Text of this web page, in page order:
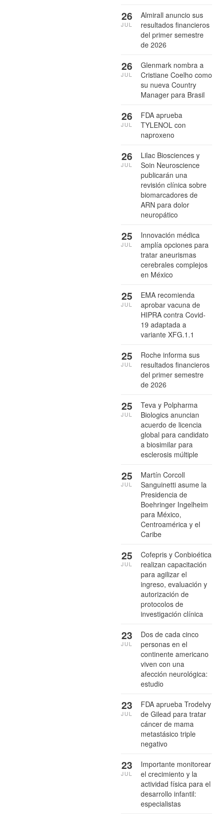
Almirall anuncio sus
resultados financieros
del primer semestre
de 2026
26
JUL
Glenmark nombra a
Cristiane Coelho como
su nueva Country
Manager para Brasil
26
JUL
FDA aprueba
TYLENOL con
naproxeno
26
JUL
Lilac Biosciences y
Soin Neuroscience
publicarán una
revisión clínica sobre
biomarcadores de
ARN para dolor
neuropático
26
JUL
Innovación médica
amplía opciones para
tratar aneurismas
cerebrales complejos
en México
25
JUL
EMA recomienda
aprobar vacuna de
HIPRA contra Covid-
19 adaptada a
variante XFG.1.1
25
JUL
Roche informa sus
resultados financieros
del primer semestre
de 2026
25
JUL
Teva y Polpharma
Biologics anuncian
acuerdo de licencia
global para candidato
a biosimilar para
esclerosis múltiple
25
JUL
Martín Corcoll
Sanguinetti asume la
Presidencia de
Boehringer Ingelheim
para México,
Centroamérica y el
Caribe
25
JUL
Cofepris y Conbioética
realizan capacitación
para agilizar el
ingreso, evaluación y
autorización de
protocolos de
investigación clínica
25
JUL
Dos de cada cinco
personas en el
continente americano
viven con una
afección neurológica:
estudio
23
JUL
FDA aprueba Trodelvy
de Gilead para tratar
cáncer de mama
metastásico triple
negativo
23
JUL
Importante monitorear
el crecimiento y la
actividad física para el
desarrollo infantil:
especialistas
23
JUL